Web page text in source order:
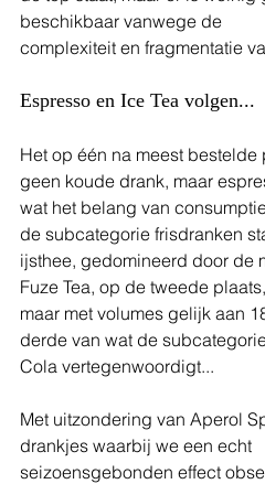
beschikbaar vanwege de
complexiteit en fragmentatie
Espresso en Ice Tea volgen...
Het op één na meest
geen koude drank, maar
wat het belang van
de subcategorie frisdranken
ijsthee, gedomineerd door de
Fuze Tea, op de tweede plaats,
maar met volumes gelijk aan
derde van wat de
Cola vertegenwoordigt...
Met uitzondering van Aperol
drankjes waarbij we een echt
seizoensgebonden effect